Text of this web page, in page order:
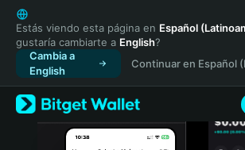
English
日本語
Tiếng Việt
Русский
Español (Latinoamérica)
Türkçe
Italiano
Estás viendo esta página en Español
gustaría cambiarte a English?
Cambia a
English
Continuar en Español